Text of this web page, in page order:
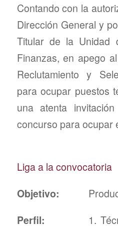
Contando con la
Dirección General y
Titular de la Unidad
Finanzas, en apego
Reclutamiento y
para ocupar puestos
una atenta
concurso para ocupar
Liga a la convocatoria
Objetivo:
Perfil:
1.